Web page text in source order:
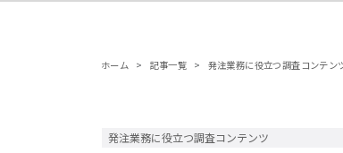
パンくず
ホーム 記事一覧 発注業務に役立つ調査コンテン
発注業務に役立つ調査コンテンツ